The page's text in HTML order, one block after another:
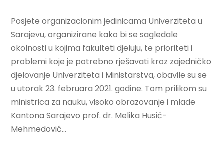
Posjete organizacionim jedinicama Univerziteta u
Sarajevu, organizirane kako bi se sagledale
okolnosti u kojima fakulteti djeluju, te prioriteti i
problemi koje je potrebno rješavati kroz zajedničko
djelovanje Univerziteta i Ministarstva, obavile su se
u utorak 23. februara 2021. godine. Tom prilikom su
ministrica za nauku, visoko obrazovanje i mlade
Kantona Sarajevo prof. dr. Melika Husić-
Mehmedović...